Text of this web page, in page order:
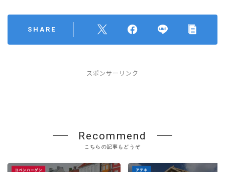
SHARE
スポンサーリンク
Recommend
こちらの記事もどうぞ